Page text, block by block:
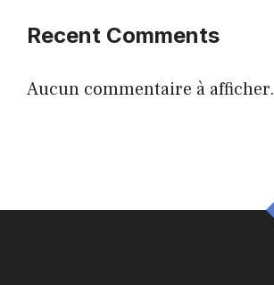
Recent Comments
Aucun commentaire à afficher.